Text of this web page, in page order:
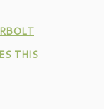
THIS